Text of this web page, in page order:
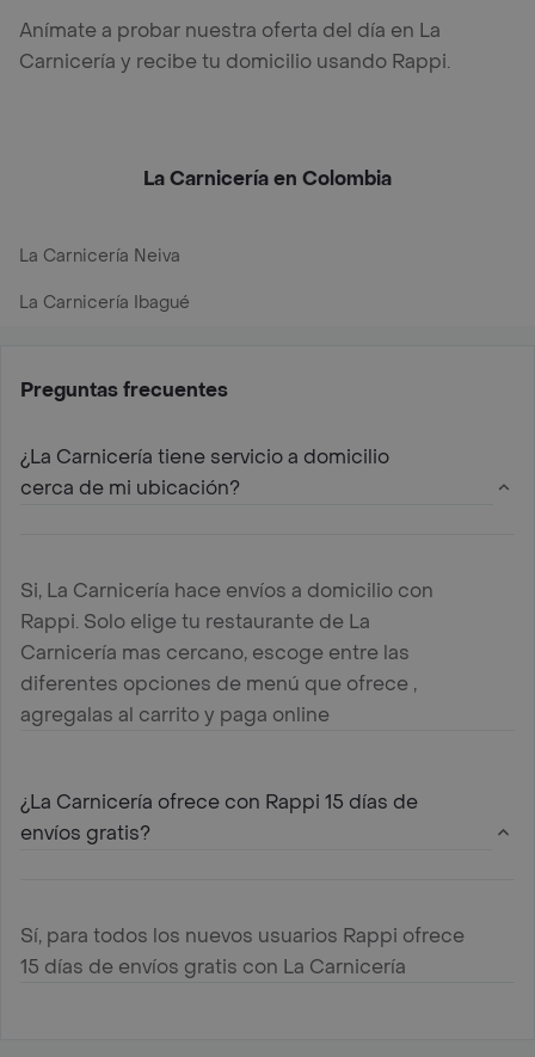
Anímate a probar nuestra oferta del día en La
Carnicería y recibe tu domicilio usando Rappi.
La Carnicería en Colombia
La Carnicería Neiva
La Carnicería Ibagué
Preguntas frecuentes
¿La Carnicería tiene servicio a domicilio
cerca de mi ubicación?
Si, La Carnicería hace envíos a domicilio con
Rappi. Solo elige tu restaurante de La
Carnicería mas cercano, escoge entre las
diferentes opciones de menú que ofrece ,
agregalas al carrito y paga online
¿La Carnicería ofrece con Rappi 15 días de
envíos gratis?
Sí, para todos los nuevos usuarios Rappi ofrece
15 días de envíos gratis con La Carnicería